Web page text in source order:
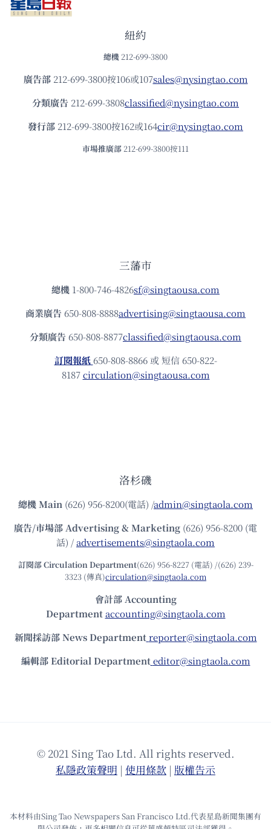
紐約
總機 212-699-3800
廣告部212-699-3800按106或107sales@nysingtao.com
分類廣告 212-699-3808classified@nysingtao.com
發⾏部 212-699-3800按162或164cir@nysingtao.com
市場推廣部 212-699-3800按111
三藩市
總機 1-800-746-4826sf@singtaousa.com
商業廣告 650-808-8888advertising@singtaousa.com
分類廣告 650-808-8877classified@singtaousa.com
訂閱報紙 650-808-8866 或 短信 650-822-
8187circulation@singtaousa.com
洛杉磯
總機Main (626) 956-8200(電話) /admin@singtaola.com
廣告/市場部Advertising & Marketing (626) 956-8200 (電
話) /advertisements@singtaola.com
訂閱部 Circulation Department(626) 956-8227 (電話) /(626) 239-
3323 (傳真)circulation@singtaola.com
會計部 Accounting
Department accounting@singtaola.com
新聞採訪部 News Department reporter@singtaola.com
編輯部 Editorial Department editor@singtaola.com
© 2021 Sing Tao Ltd. All rights reserved.
私隱政策聲明 | 使⽤條款 | 版權告⽰
本材料由Sing Tao Newspapers San Francisco Ltd.代表星島新聞集團有